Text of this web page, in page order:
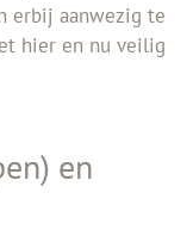
erbij aanwezig te
hier en nu veilig
en